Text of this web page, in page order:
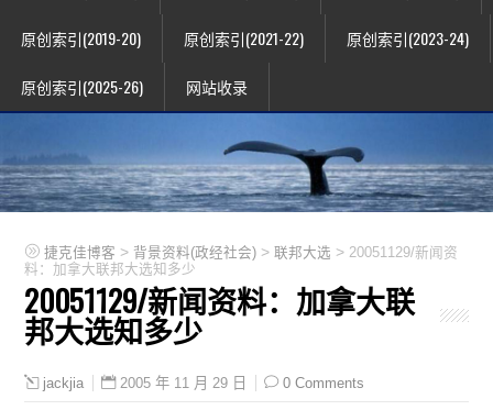
原创索引(2019-20) 原创索引(2021-22) 原创索引(2023-24)
原创索引(2025-26) 网站收录
捷克佳博客 > 背景资料(政经社会) >联邦大选 > 20051129/新闻资
料：加拿大联邦大选知多少
20051129/新闻资料：加拿大联
邦大选知多少
jackjia 2005 年 11 月 29 日 0 Comments